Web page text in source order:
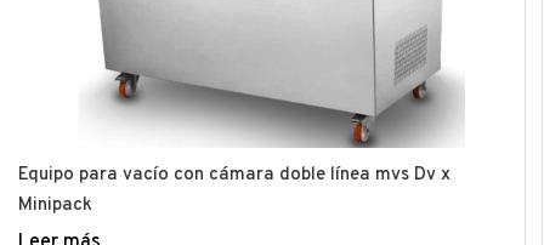
Equipo para vacío con cámara doble línea mvs Dv x
Minipack